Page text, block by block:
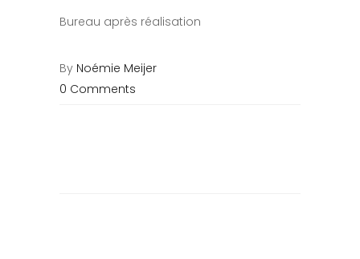
Bureau après réalisation
By Noémie Meijer
0 Comments